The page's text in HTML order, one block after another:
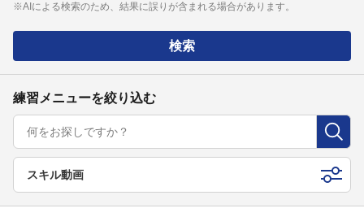
※AIによる検索のため、結果に誤りが含まれる場合があります。
検索
練習メニューを絞り込む
スキル動画